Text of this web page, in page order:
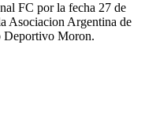
FC por la fecha 27 de
Asociacion Argentina de
Deportivo Moron.